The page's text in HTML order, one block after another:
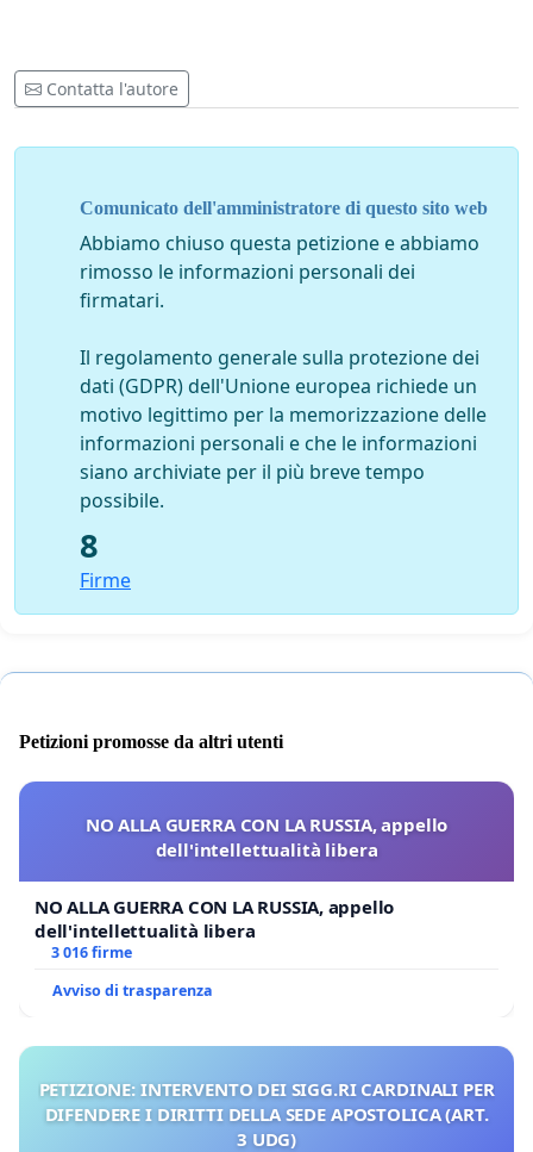
Contatta l'autore
Comunicato dell'amministratore di questo sito web
Abbiamo chiuso questa petizione e abbiamo
rimosso le informazioni personali dei
firmatari.
Il regolamento generale sulla protezione dei
dati (GDPR) dell'Unione europea richiede un
motivo legittimo per la memorizzazione delle
informazioni personali e che le informazioni
siano archiviate per il più breve tempo
possibile.
8
Firme
Petizioni promosse da altri utenti
NO ALLA GUERRA CON LA RUSSIA, appello
dell'intellettualità libera
NO ALLA GUERRA CON LA RUSSIA, appello
dell'intellettualità libera
3 016 firme
Avviso di trasparenza
PETIZIONE: INTERVENTO DEI SIGG.RI CARDINALI PER
DIFENDERE I DIRITTI DELLA SEDE APOSTOLICA (ART.
3 UDG)